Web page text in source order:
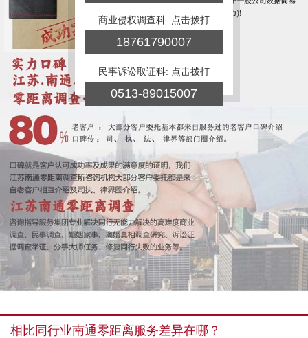
相比同行业南通零距离服务差异在哪？
商业侵权调查科: 点击拨打
18761790007
民事诉讼取证科: 点击拨打
0513-89015007